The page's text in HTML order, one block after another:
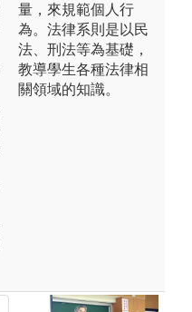
量，來規範個人行
為。法律系則是以民
法、刑法等為基礎，
教導學生各種法律相
關領域的知識。